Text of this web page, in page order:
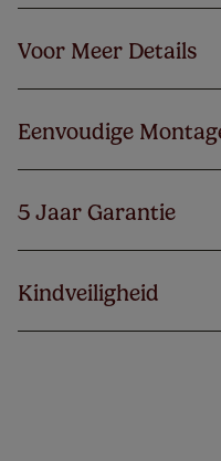
Voor Meer Details
Eenvoudige
5 Jaar Garantie
Kindveiligheid